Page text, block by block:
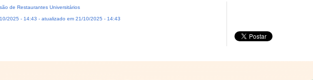
de Restaurantes Universitários
2025 - 14:43 - atualizado em 21/10/2025 - 14:43